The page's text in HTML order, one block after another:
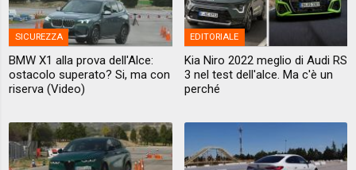
SICUREZZA
BMW X1 alla prova dell'Alce:
ostacolo superato? Si, ma con
riserva (Video)
EDITORIALE
Kia Niro 2022 meglio di Audi RS
3 nel test dell'alce. Ma c'è un
perché